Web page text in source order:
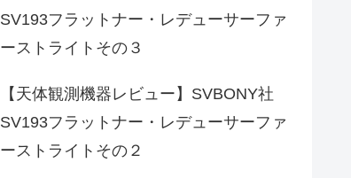
SV193フラットナー・レデューサーファ
ーストライトその３
【天体観測機器レビュー】SVBONY社
SV193フラットナー・レデューサーファ
ーストライトその２